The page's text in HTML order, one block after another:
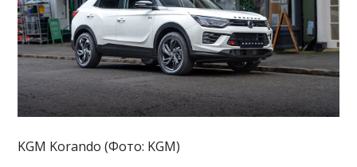
KGM Korando (Фото: KGM)